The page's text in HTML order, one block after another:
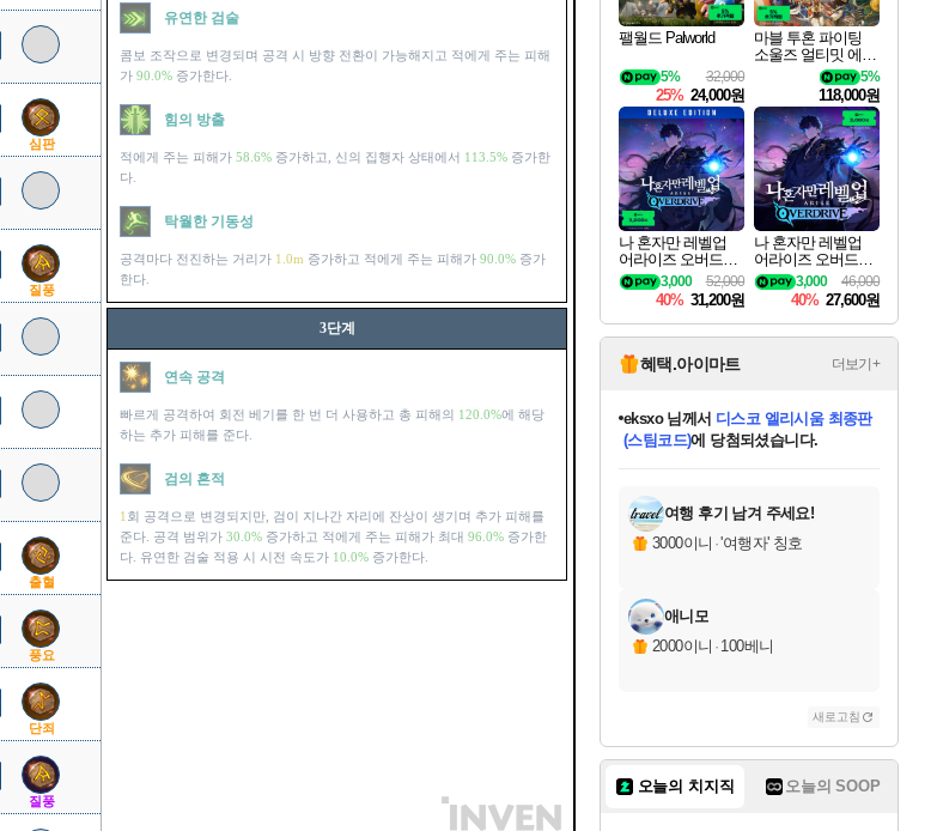
심판
질풍
출혈
풍요
단죄
질풍
유연한 검술
콤보 조작으로 변경되며 공격 시 방향 전환이 가능해지고 적에게 주는 피해
가 90.0% 증가한다.
힘의 방출
적에게 주는 피해가 58.6% 증가하고, 신의 집행자 상태에서 113.5% 증가한
다.
탁월한 기동성
공격마다 전진하는 거리가 1.0m 증가하고 적에게 주는 피해가 90.0% 증가
한다.
3단계
연속 공격
빠르게 공격하여 회전 베기를 한 번 더 사용하고 총 피해의 120.0%에 해당
하는 추가 피해를 준다.
검의 흔적
1 회 공격으로 변경되지만, 검이 지나간 자리에 잔상이 생기며 추가 피해를
준다. 공격 범위가 30.0% 증가하고 적에게 주는 피해가 최대 96.0% 증가한
다. 유연한 검술 적용 시 시전 속도가 10.0% 증가한다.
팰월드 Palworld
32,000
5%
25% 24,000원
마블 투혼 파이팅
소울즈 얼티밋 에디
션 예약구매 MARV
EL Tokon Fighting S
ouls Ultimate Edition
Pre-Purchase
5%
118,000원
나 혼자만 레벨업
어라이즈 오버드라
이브 디럭스 에디션
Solo Leveling Arise
Overdrive Deluxe Edi
tion
52,000
3,000
40% 31,200원
나 혼자만 레벨업
어라이즈 오버드라
이브 Solo Leveling A
rise
46,000
3,000
40% 27,600원
혜택.아이마트 더보기+
당첨되셨습니다.
당첨되셨습니다.
eksxo님께서 디스코 엘리시움 최종판
(스팀코드)에 당첨되셨습니다.
당첨되셨습니다.
당첨되셨습니다.
에디션 (스팀코드) 를 교환.
당첨되셨습니다.
당첨되셨습니다.
당첨되셨습니다.
당첨되셨습니다.
여행 후기 남겨 주세요!
3000이니 ·'여행자' 칭호
애니모
2000이니 · 100베니
새로고침
오늘의 치지직 오늘의 SOOP